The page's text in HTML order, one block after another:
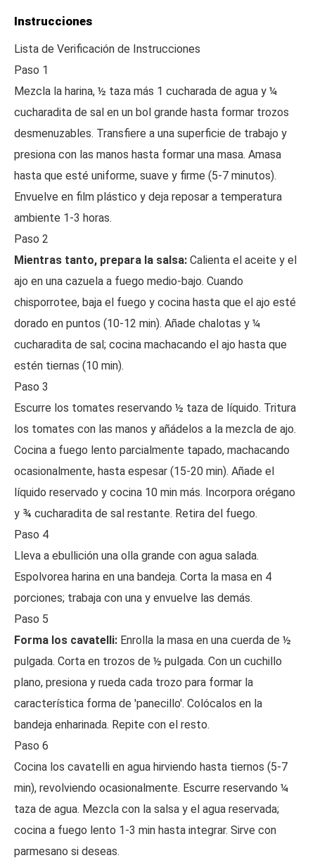
Instrucciones
Lista de Verificación de Instrucciones
Paso 1
Mezcla la harina, ½ taza más 1 cucharada de agua y ¼
cucharadita de sal en un bol grande hasta formar trozos
desmenuzables. Transfiere a una superficie de trabajo y
presiona con las manos hasta formar una masa. Amasa
hasta que esté uniforme, suave y firme (5-7 minutos).
Envuelve en film plástico y deja reposar a temperatura
ambiente 1-3 horas.
Paso 2
Mientras tanto, prepara la salsa: Calienta el aceite y el
ajo en una cazuela a fuego medio-bajo. Cuando
chisporrotee, baja el fuego y cocina hasta que el ajo esté
dorado en puntos (10-12 min). Añade chalotas y ¼
cucharadita de sal; cocina machacando el ajo hasta que
estén tiernas (10 min).
Paso 3
Escurre los tomates reservando ½ taza de líquido. Tritura
los tomates con las manos y añádelos a la mezcla de ajo.
Cocina a fuego lento parcialmente tapado, machacando
ocasionalmente, hasta espesar (15-20 min). Añade el
líquido reservado y cocina 10 min más. Incorpora orégano
y ¾ cucharadita de sal restante. Retira del fuego.
Paso 4
Lleva a ebullición una olla grande con agua salada.
Espolvorea harina en una bandeja. Corta la masa en 4
porciones; trabaja con una y envuelve las demás.
Paso 5
Forma los cavatelli: Enrolla la masa en una cuerda de ½
pulgada. Corta en trozos de ½ pulgada. Con un cuchillo
plano, presiona y rueda cada trozo para formar la
característica forma de 'panecillo'. Colócalos en la
bandeja enharinada. Repite con el resto.
Paso 6
Cocina los cavatelli en agua hirviendo hasta tiernos (5-7
min), revolviendo ocasionalmente. Escurre reservando ¼
taza de agua. Mezcla con la salsa y el agua reservada;
cocina a fuego lento 1-3 min hasta integrar. Sirve con
parmesano si deseas.